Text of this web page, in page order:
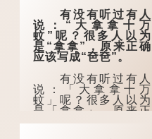
有没有听过有人
说：“大拿拿十万
蚊”呢？很多人以为
是“拿拿”，原来正确
应该写成“夿夿”。
有没有听过有人
说：「大拿拿十万
蚊」呢？很多人以为
是「拿拿」，原来正
确应该写成「夿